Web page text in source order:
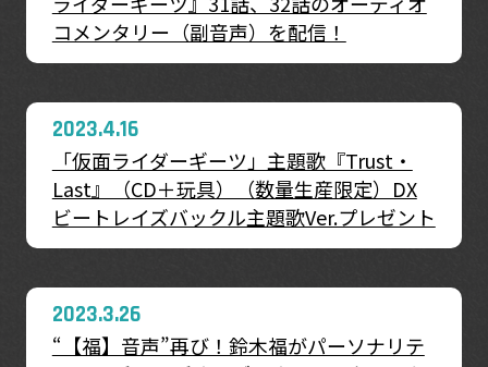
コメンタリー（副音声）を配信！
2023.4.16
「仮面ライダーギーツ」主題歌『Trust・
Last』（CD＋玩具）（数量生産限定）DX
ビートレイズバックル主題歌Ver.プレゼント
2023.3.26
“【福】音声”再び！鈴木福がパーソナリテ